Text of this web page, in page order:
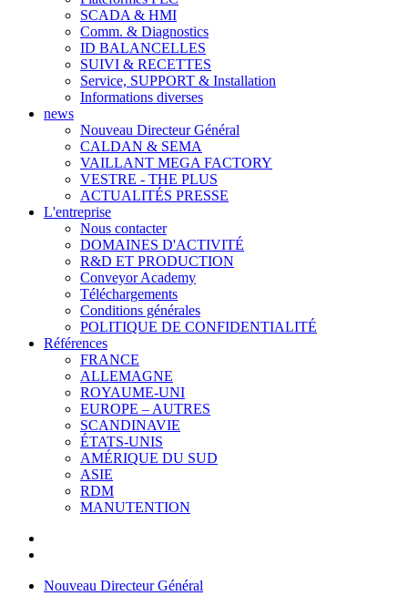
SCADA & HMI
Comm. & Diagnostics
ID BALANCELLES
SUIVI & RECETTES
Service, SUPPORT & Installation
Informations diverses
news
Nouveau Directeur Général
CALDAN & SEMA
VAILLANT MEGA FACTORY
VESTRE - THE PLUS
ACTUALITÉS PRESSE
L'entreprise
Nous contacter
DOMAINES D'ACTIVITÉ
R&D ET PRODUCTION
Conveyor Academy
Téléchargements
Conditions générales
POLITIQUE DE CONFIDENTIALITÉ
Références
FRANCE
ALLEMAGNE
ROYAUME-UNI
EUROPE – AUTRES
SCANDINAVIE
ÉTATS-UNIS
AMÉRIQUE DU SUD
ASIE
RDM
MANUTENTION
Nouveau Directeur Général